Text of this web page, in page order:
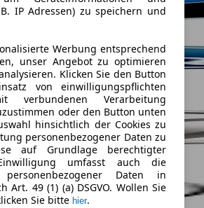
IP Adressen) zu speichern und
Werbung entsprechend
unser Angebot zu optimieren
Klicken Sie den Button
von einwilligungspflichten
Verarbeitung
oder den Button unten
hinsichtlich der Cookies zu
personenbezogener Daten zu
auf Grundlage berechtigter
umfasst auch die
Daten in
Art. 49 (1) (a) DSGVO. Wollen Sie
Sie bitte hier.